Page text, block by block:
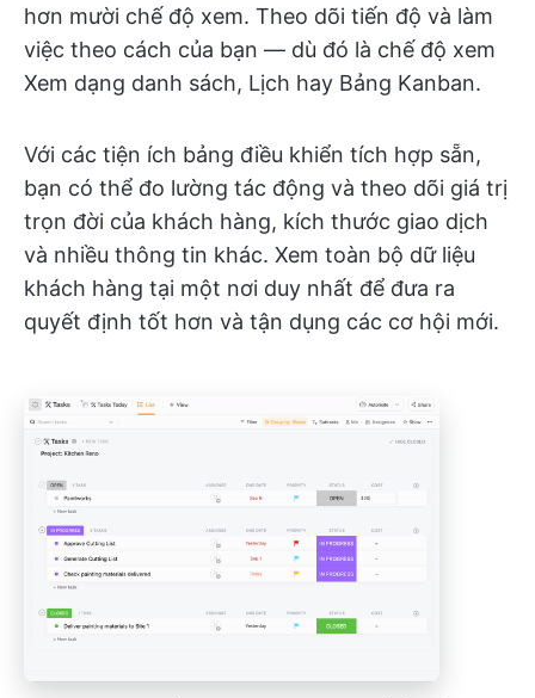
hơn mười chế độ xem. Theo dõi tiến độ và làm
việc theo cách của bạn — dù đó là chế độ xem
Xem dạng danh sách, Lịch hay Bảng Kanban.
Với các tiện ích bảng điều khiển tích hợp sẵn,
bạn có thể đo lường tác động và theo dõi giá trị
trọn đời của khách hàng, kích thước giao dịch
và nhiều thông tin khác. Xem toàn bộ dữ liệu
khách hàng tại một nơi duy nhất để đưa ra
quyết định tốt hơn và tận dụng các cơ hội mới.